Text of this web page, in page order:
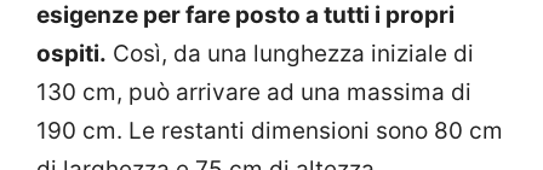
esigenze per fare posto a tutti i propri
ospiti. Così, da una lunghezza iniziale di
130 cm, può arrivare ad una massima di
190 cm. Le restanti dimensioni sono 80 cm